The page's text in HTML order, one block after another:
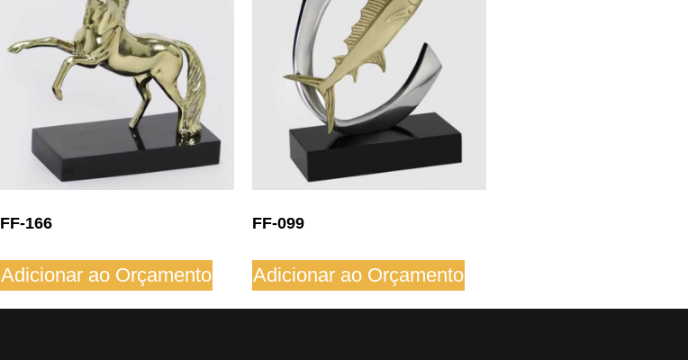
FF-166
Adicionar ao Orçamento
FF-099
Adicionar ao Orçamento